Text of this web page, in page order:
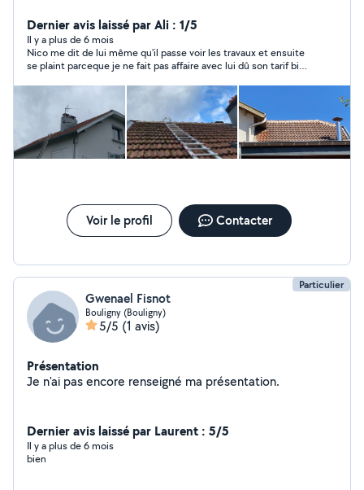
Dernier avis laissé par Ali : 1/5
Il y a plus de 6 mois
Nico me dit de lui même qu'il passe voir les travaux et ensuite
se plaint parceque je ne fait pas affaire avec lui dû son tarif bien
Voir le profil Contacter
Particulier
Gwenael Fisnot
Bouligny (Bouligny)
5/5 (1 avis)
Présentation
Je n'ai pas encore renseigné ma présentation.
Dernier avis laissé par Laurent : 5/5
Il y a plus de 6 mois
bien